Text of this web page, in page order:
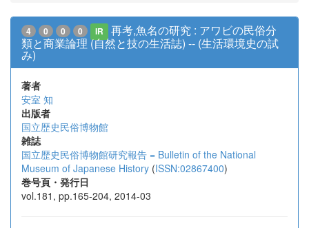
4 0 0 0 IR
再考,魚名の研究 : アワビの民俗分
類と商業論理 (自然と技の生活誌) -- (生活環境史の試
み)
著者
安室 知
出版者
国立歴史民俗博物館
雑誌
国立歴史民俗博物館研究報告 = Bulletin of the National
Museum of Japanese History (ISSN:02867400)
巻号頁・発行日
vol.181, pp.165-204, 2014-03